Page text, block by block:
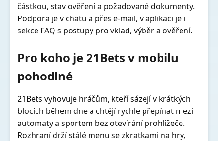
částkou, stav ověření a požadované dokumenty.
Podpora je v chatu a přes e-mail, v aplikaci je i
sekce FAQ s postupy pro vklad, výběr a ověření.
Pro koho je 21Bets v mobilu
pohodlné
21Bets vyhovuje hráčům, kteří sázejí v krátkých
blocích během dne a chtějí rychle přepínat mezi
automaty a sportem bez otevírání prohlížeče.
Rozhraní drží stálé menu se zkratkami na hry,